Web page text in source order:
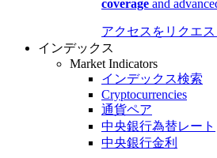
coverage and
アクセスをリクエス
インデックス
Market Indicators
インデックス検索
Cryptocurrencies
通貨ペア
中央銀行為替レート
中央銀行金利